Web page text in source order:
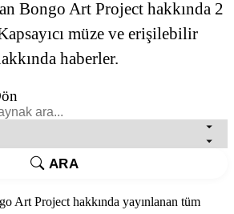
Bongo Art Project hakkında 2
müze ve erişilebilir
haberler.
ARA
Art Project hakkında yayınlanan tüm